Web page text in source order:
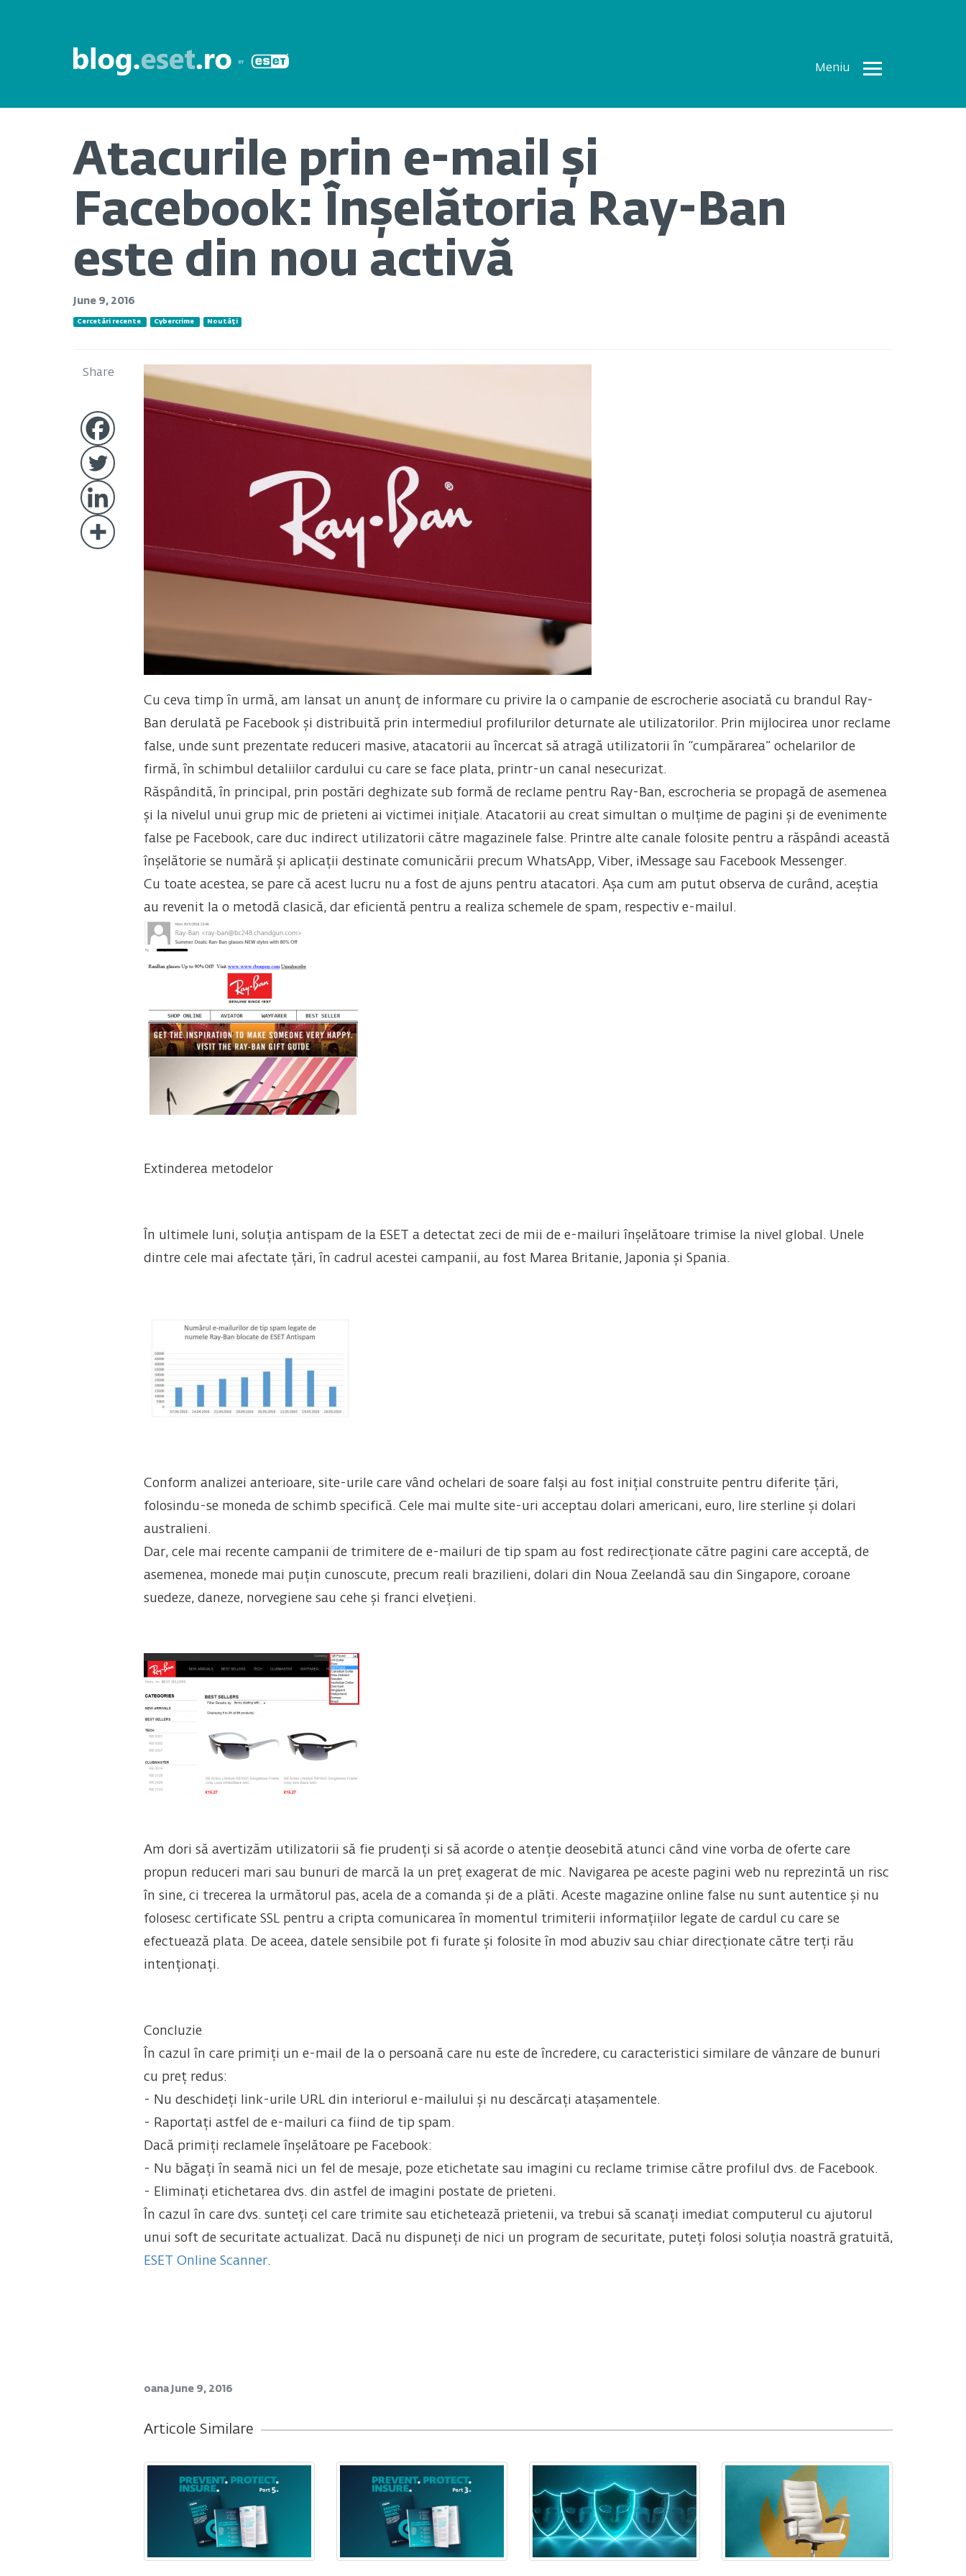
Meniu
Toate
Atacurile prin e-mail și
Facebook: Înșelătoria Ray-Ban
este din nou activă
June 9, 2016
Cercetări recente Cybercrime Noutăți
Share
Cu ceva timp în urmă, am lansat un anunț de informare cu privire la o campanie de escrocherie asociată cu brandul Ray-
Ban derulată pe Facebook și distribuită prin intermediul profilurilor deturnate ale utilizatorilor. Prin mijlocirea unor reclame
false, unde sunt prezentate reduceri masive, atacatorii au încercat să atragă utilizatorii în “cumpărarea” ochelarilor de
firmă, în schimbul detaliilor cardului cu care se face plata, printr-un canal nesecurizat.
Răspândită, în principal, prin postări deghizate sub formă de reclame pentru Ray-Ban, escrocheria se propagă de asemenea
și la nivelul unui grup mic de prieteni ai victimei inițiale. Atacatorii au creat simultan o mulțime de pagini și de evenimente
false pe Facebook, care duc indirect utilizatorii către magazinele false. Printre alte canale folosite pentru a răspândi această
înșelătorie se numără și aplicații destinate comunicării precum WhatsApp, Viber, iMessage sau Facebook Messenger.
Cu toate acestea, se pare că acest lucru nu a fost de ajuns pentru atacatori. Așa cum am putut observa de curând, aceștia
au revenit la o metodă clasică, dar eficientă pentru a realiza schemele de spam, respectiv e-mailul.
Extinderea metodelor
În ultimele luni, soluția antispam de la ESET a detectat zeci de mii de e-mailuri înșelătoare trimise la nivel global. Unele
dintre cele mai afectate țări, în cadrul acestei campanii, au fost Marea Britanie, Japonia și Spania.
Conform analizei anterioare, site-urile care vând ochelari de soare falși au fost inițial construite pentru diferite țări,
folosindu-se moneda de schimb specifică. Cele mai multe site-uri acceptau dolari americani, euro, lire sterline și dolari
australieni.
Dar, cele mai recente campanii de trimitere de e-mailuri de tip spam au fost redirecționate către pagini care acceptă, de
asemenea, monede mai puțin cunoscute, precum reali brazilieni, dolari din Noua Zeelandă sau din Singapore, coroane
suedeze, daneze, norvegiene sau cehe și franci elvețieni.
Am dori să avertizăm utilizatorii să fie prudenți si să acorde o atenție deosebită atunci când vine vorba de oferte care
propun reduceri mari sau bunuri de marcă la un preț exagerat de mic. Navigarea pe aceste pagini web nu reprezintă un risc
în sine, ci trecerea la următorul pas, acela de a comanda și de a plăti. Aceste magazine online false nu sunt autentice și nu
folosesc certificate SSL pentru a cripta comunicarea în momentul trimiterii informațiilor legate de cardul cu care se
efectuează plata. De aceea, datele sensibile pot fi furate și folosite în mod abuziv sau chiar direcționate către terți rău
intenționați.
Concluzie
În cazul în care primiți un e-mail de la o persoană care nu este de încredere, cu caracteristici similare de vânzare de bunuri
cu preț redus:
- Nu deschideți link-urile URL din interiorul e-mailului și nu descărcați atașamentele.
- Raportați astfel de e-mailuri ca fiind de tip spam.
Dacă primiți reclamele înșelătoare pe Facebook:
- Nu băgați în seamă nici un fel de mesaje, poze etichetate sau imagini cu reclame trimise către profilul dvs. de Facebook.
- Eliminați etichetarea dvs. din astfel de imagini postate de prieteni.
În cazul în care dvs. sunteți cel care trimite sau etichetează prietenii, va trebui să scanați imediat computerul cu ajutorul
unui soft de securitate actualizat. Dacă nu dispuneți de nici un program de securitate, puteți folosi soluția noastră gratuită,
ESET Online Scanner.
oana June 9, 2016
Articole Similare